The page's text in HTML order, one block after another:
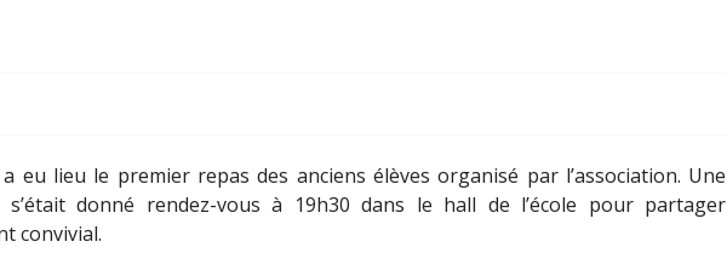
eu lieu le premier repas des anciens élèves organisé par l’association. Une
s’était donné rendez-vous à 19h30 dans le hall de l’école pour partager
convivial.